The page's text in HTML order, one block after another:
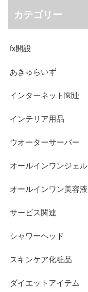
カテゴリー
fx開設
あきゅらいず
インターネット関連
インテリア用品
ウオーターサーバー
オールインワンジェル
オールインワン美容液
サービス関連
シャワーヘッド
スキンケア化粧品
ダイエットアイテム